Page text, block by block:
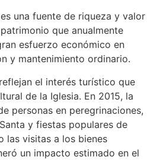
una fuente de riqueza y valor
que anualmente
esfuerzo económico en
y mantenimiento ordinario.
el interés turístico que
de la Iglesia. En 2015, la
personas en peregrinaciones,
y fiestas populares de
las visitas a los bienes
un impacto estimado en el